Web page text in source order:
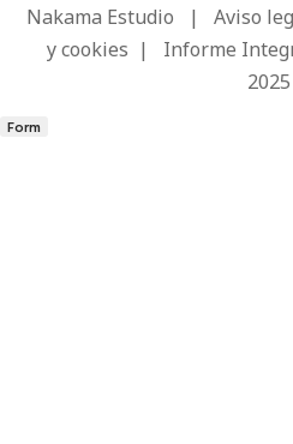
Nakama Estudio | Aviso
y cookies | Informe
2025
Form